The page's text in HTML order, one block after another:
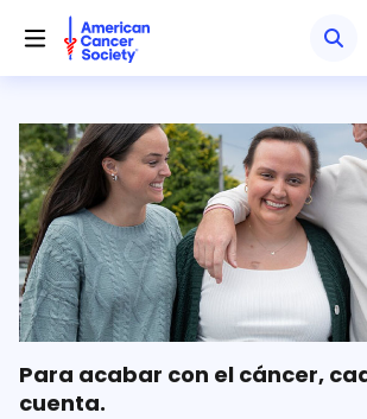
hacia
contenido
Para acabar con el cáncer,
cuenta.